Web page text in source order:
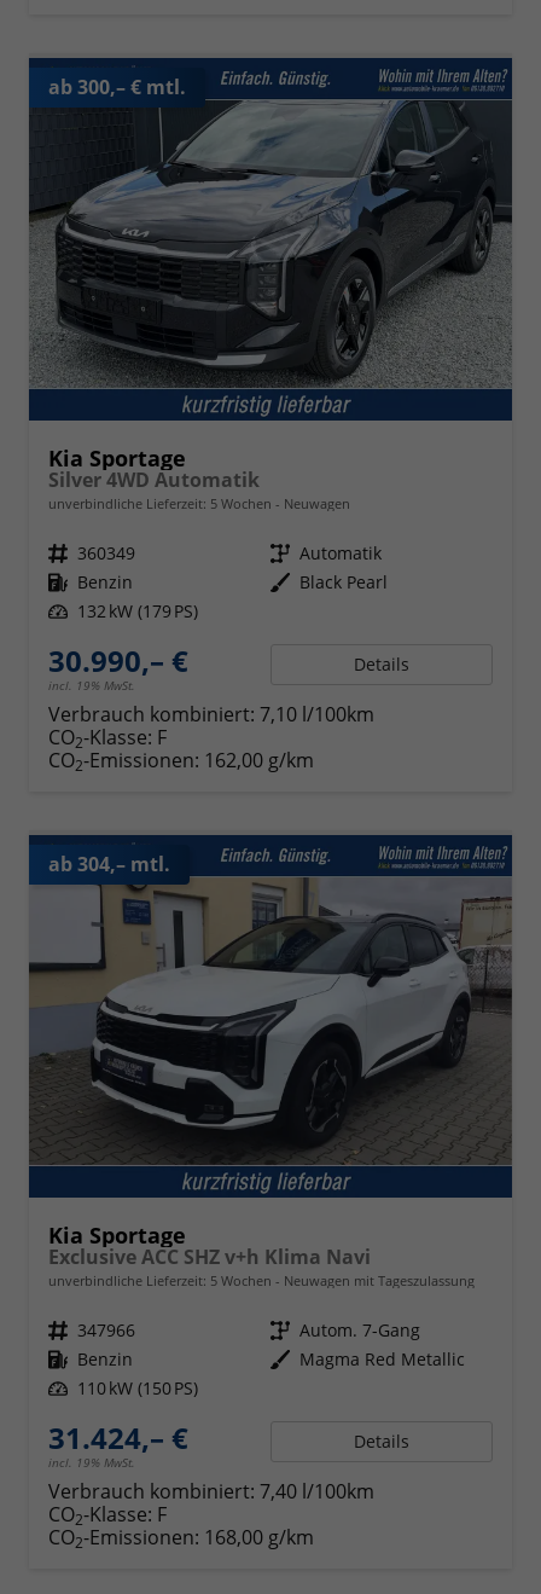
ab 300,– € mtl.
Kia Sportage
Silver 4WD Automatik
unverbindliche Lieferzeit: 5 Wochen Neuwagen
Fahrzeugnr. 360349 Getriebe Automatik
Kraftstoff Benzin Außenfarbe Black Pearl
Leistung 132 kW (179 PS)
30.990,– €
incl. 19% MwSt.
Details
Verbrauch kombiniert: 7,10 l/100km
CO2-Klasse: F
CO2-Emissionen: 162,00 g/km
ab 304,– mtl.
Kia Sportage
Exclusive ACC SHZ v+h Klima Navi
unverbindliche Lieferzeit: 5 Wochen Neuwagen mit Tageszulassung
Fahrzeugnr. 347966 Getriebe Autom. 7-Gang
Kraftstoff Benzin Außenfarbe Magma Red Metallic
Leistung 110 kW (150 PS)
31.424,– €
incl. 19% MwSt.
Details
Verbrauch kombiniert: 7,40 l/100km
CO2-Klasse: F
CO2-Emissionen: 168,00 g/km